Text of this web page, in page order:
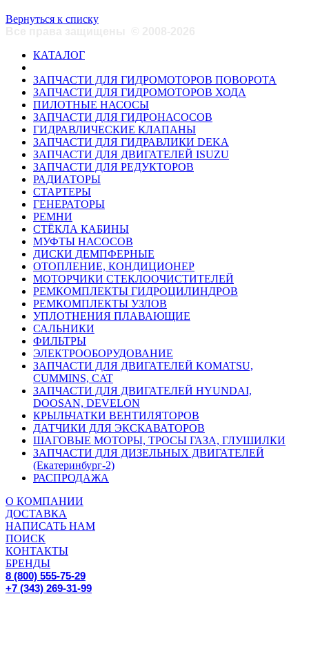
Вернуться к списку
КАТАЛОГ
ЗАПЧАСТИ ДЛЯ ГИДРОМОТОРОВ ПОВОРОТА
ЗАПЧАСТИ ДЛЯ ГИДРОМОТОРОВ ХОДА
ПИЛОТНЫЕ НАСОСЫ
ЗАПЧАСТИ ДЛЯ ГИДРОНАСОСОВ
ГИДРАВЛИЧЕСКИЕ КЛАПАНЫ
ЗАПЧАСТИ ДЛЯ ГИДРАВЛИКИ DEKA
ЗАПЧАСТИ ДЛЯ ДВИГАТЕЛЕЙ ISUZU
ЗАПЧАСТИ ДЛЯ РЕДУКТОРОВ
РАДИАТОРЫ
СТАРТЕРЫ
ГЕНЕРАТОРЫ
РЕМНИ
СТЁКЛА КАБИНЫ
МУФТЫ НАСОСОВ
ДИСКИ ДЕМПФЕРНЫЕ
ОТОПЛЕНИЕ, КОНДИЦИОНЕР
МОТОРЧИКИ СТЕКЛООЧИСТИТЕЛЕЙ
РЕМКОМПЛЕКТЫ ГИДРОЦИЛИНДРОВ
РЕМКОМПЛЕКТЫ УЗЛОВ
УПЛОТНЕНИЯ ПЛАВАЮЩИЕ
САЛЬНИКИ
ФИЛЬТРЫ
ЭЛЕКТРООБОРУДОВАНИЕ
ЗАПЧАСТИ ДЛЯ ДВИГАТЕЛЕЙ KOMATSU,
CUMMINS, CAT
ЗАПЧАСТИ ДЛЯ ДВИГАТЕЛЕЙ HYUNDAI,
DOOSAN, DEVELON
КРЫЛЬЧАТКИ ВЕНТИЛЯТОРОВ
ДАТЧИКИ ДЛЯ ЭКСКАВАТОРОВ
ШАГОВЫЕ МОТОРЫ, ТРОСЫ ГАЗА, ГЛУШИЛКИ
ЗАПЧАСТИ ДЛЯ ДИЗЕЛЬНЫХ ДВИГАТЕЛЕЙ
(Екатеринбург-2)
РАСПРОДАЖА
О КОМПАНИИ
ДОСТАВКА
НАПИСАТЬ НАМ
ПОИСК
КОНТАКТЫ
БРЕНДЫ
8 (800) 555-75-29
+7 (343) 269-31-99